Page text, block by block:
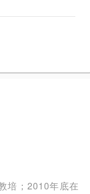
培；2010年底在